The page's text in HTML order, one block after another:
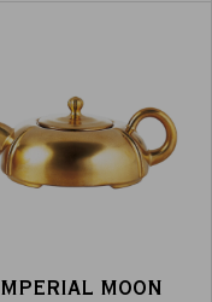
MOON